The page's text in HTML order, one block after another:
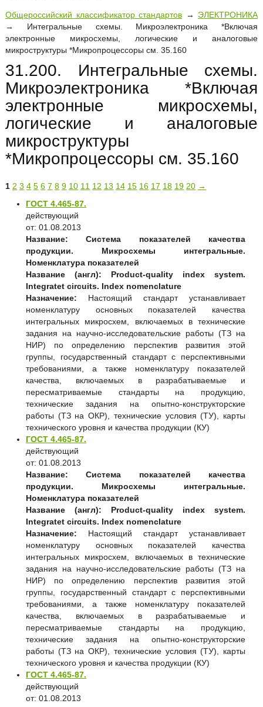
Общероссийский классификатор стандартов → ЭЛЕКТРОНИКА
→ Интегральные схемы. Микроэлектроника *Включая
электронные микросхемы, логические и аналоговые
микроструктуры *Микропроцессоры см. 35.160
31.200. Интегральные схемы.
Микроэлектроника *Включая
электронные микросхемы,
логические и аналоговые
микроструктуры
*Микропроцессоры см. 35.160
1 2 3 4 5 6 7 8 9 10 11 12 13 14 15 16 17 18 19 20 →
ГОСТ 4.465-87.
действующий
от: 01.08.2013
Название:
Система показателей качества
продукции. Микросхемы интегральные.
Номенклатура показателей
Название (англ):
Product-quality index system.
Integratet circuits. Index nomenclature
Назначение: Настоящий стандарт устанавливает
номенклатуру основных показателей качества
интегральных микросхем, включаемых в технические
задания на научно-исследовательские работы (ТЗ на
НИР) по определению перспектив развития этой
группы, государственный стандарт с перспективными
требованиями, а также номенклатуру показателей
качества, включаемых в разрабатываемые и
пересматриваемые стандарты на продукцию,
технические задания на опытно-конструкторские
работы (ТЗ на ОКР), технические условия (ТУ), карты
технического уровня и качества продукции (КУ)
ГОСТ 4.465-87.
действующий
от: 01.08.2013
Название:
Система показателей качества
продукции. Микросхемы интегральные.
Номенклатура показателей
Название (англ):
Product-quality index system.
Integratet circuits. Index nomenclature
Назначение: Настоящий стандарт устанавливает
номенклатуру основных показателей качества
интегральных микросхем, включаемых в технические
задания на научно-исследовательские работы (ТЗ на
НИР) по определению перспектив развития этой
группы, государственный стандарт с перспективными
требованиями, а также номенклатуру показателей
качества, включаемых в разрабатываемые и
пересматриваемые стандарты на продукцию,
технические задания на опытно-конструкторские
работы (ТЗ на ОКР), технические условия (ТУ), карты
технического уровня и качества продукции (КУ)
ГОСТ 4.465-87.
действующий
от: 01.08.2013